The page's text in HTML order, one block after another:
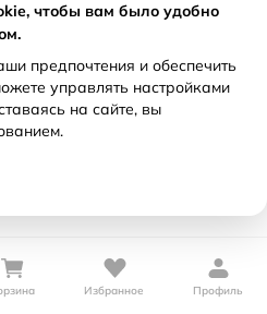
Избранное Профиль
чтобы вам было удобно
предпочтения и обеспечить
управлять настройками
на сайте, вы